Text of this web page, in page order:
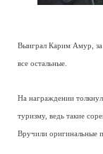
Выиграл Карим Амур, за
все остальные.
На награждении
туризму, ведь такие
Вручили оригинальные